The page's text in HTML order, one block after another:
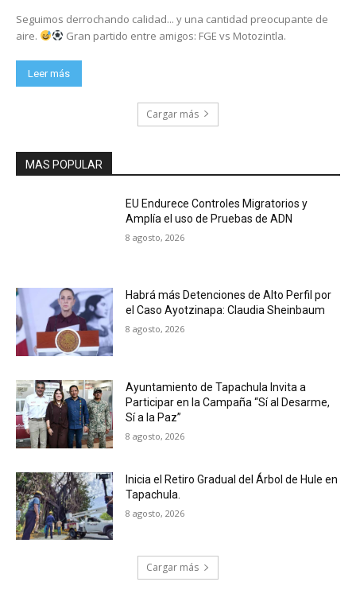
Seguimos derrochando calidad... y una cantidad preocupante de
aire.
Gran partido entre amigos: FGE vs Motozintla.
Leer más
Cargar más
MAS POPULAR
EU Endurece Controles Migratorios y
Amplía el uso de Pruebas de ADN
8 agosto, 2026
Habrá más Detenciones de Alto Perfil por
el Caso Ayotzinapa: Claudia Sheinbaum
8 agosto, 2026
Ayuntamiento de Tapachula Invita a
Participar en la Campaña “Sí al Desarme,
Sí a la Paz”
8 agosto, 2026
Inicia el Retiro Gradual del Árbol de Hule en
Tapachula.
8 agosto, 2026
Cargar más